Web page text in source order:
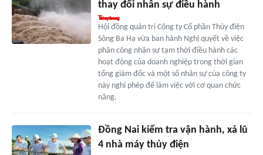
thay đổi nhân sự điều hành
Hội đồng quản trị Công ty Cổ phần Thủy điện
Sông Ba Hạ vừa ban hành Nghị quyết về việc
phân công nhân sự tạm thời điều hành các
hoạt động của doanh nghiệp trong thời gian
tổng giám đốc và một số nhân sự của công ty
này nghỉ phép để làm việc với cơ quan chức
năng.
Đồng Nai kiểm tra vận hành, xả lũ
4 nhà máy thủy điện